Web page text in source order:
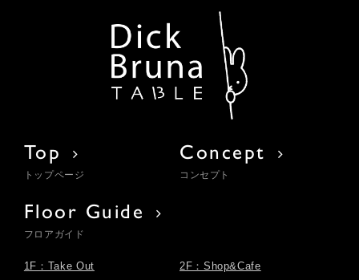
Top
トップページ
Concept
コンセプト
Floor Guide
フロアガイド
1F：Take Out 2F：Shop&Cafe